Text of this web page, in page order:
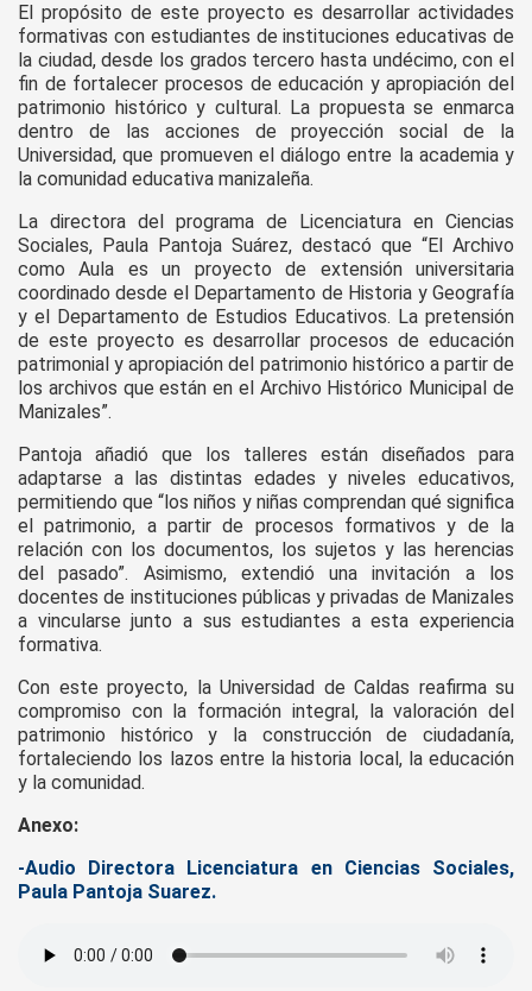
El propósito de este proyecto es desarrollar actividades
formativas con estudiantes de instituciones educativas de
la ciudad, desde los grados tercero hasta undécimo, con el
fin de fortalecer procesos de educación y apropiación del
patrimonio histórico y cultural. La propuesta se enmarca
dentro de las acciones de proyección social de la
Universidad, que promueven el diálogo entre la academia y
la comunidad educativa manizaleña.
La directora del programa de Licenciatura en Ciencias
Sociales, Paula Pantoja Suárez, destacó que “El Archivo
como Aula es un proyecto de extensión universitaria
coordinado desde el Departamento de Historia y Geografía
y el Departamento de Estudios Educativos. La pretensión
de este proyecto es desarrollar procesos de educación
patrimonial y apropiación del patrimonio histórico a partir de
los archivos que están en el Archivo Histórico Municipal de
Manizales”.
Pantoja añadió que los talleres están diseñados para
adaptarse a las distintas edades y niveles educativos,
permitiendo que “los niños y niñas comprendan qué significa
el patrimonio, a partir de procesos formativos y de la
relación con los documentos, los sujetos y las herencias
del pasado”. Asimismo, extendió una invitación a los
docentes de instituciones públicas y privadas de Manizales
a vincularse junto a sus estudiantes a esta experiencia
formativa.
Con este proyecto, la Universidad de Caldas reafirma su
compromiso con la formación integral, la valoración del
patrimonio histórico y la construcción de ciudadanía,
fortaleciendo los lazos entre la historia local, la educación
y la comunidad.
Anexo:
-Audio Directora Licenciatura en Ciencias Sociales,
Paula Pantoja Suarez.